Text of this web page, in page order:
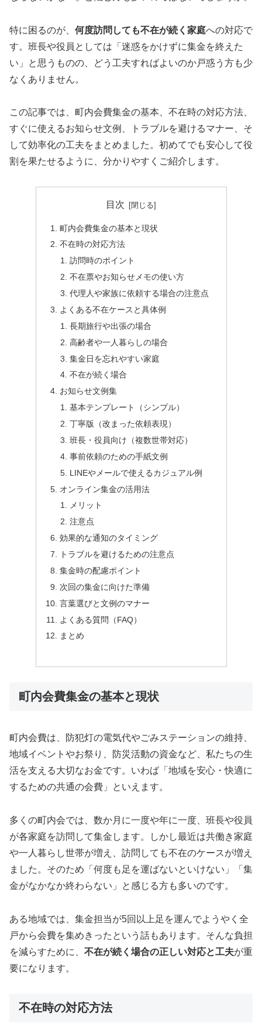
特に困るのが、 何度訪問しても不在が続く家庭への対応で
す。班長や役員としては「迷惑をかけずに集金を終えた
い」と思うものの、どう工夫すればよいのか戸惑う方も少
なくありません。
この記事では、町内会費集金の基本、不在時の対応方法、
すぐに使えるお知らせ文例、トラブルを避けるマナー、そ
して効率化の工夫をまとめました。初めてでも安心して役
割を果たせるように、分かりやすくご紹介します。
目次
町内会費集金の基本と現状
不在時の対応方法
訪問時のポイント
不在票やお知らせメモの使い方
代理人や家族に依頼する場合の注意点
よくある不在ケースと具体例
長期旅行や出張の場合
高齢者や一人暮らしの場合
集金日を忘れやすい家庭
不在が続く場合
お知らせ文例集
基本テンプレート（シンプル）
丁寧版（改まった依頼表現）
班長・役員向け（複数世帯対応）
事前依頼のための手紙文例
LINEやメールで使えるカジュアル例
オンライン集金の活用法
メリット
注意点
効果的な通知のタイミング
トラブルを避けるための注意点
集金時の配慮ポイント
次回の集金に向けた準備
言葉選びと文例のマナー
よくある質問（FAQ）
まとめ
町内会費集金の基本と現状
町内会費は、防犯灯の電気代やごみステーションの維持、
地域イベントやお祭り、防災活動の資金など、私たちの生
活を支える大切なお金です。いわば「地域を安心・快適に
するための共通の会費」といえます。
多くの町内会では、数か月に一度や年に一度、班長や役員
が各家庭を訪問して集金します。しかし最近は共働き家庭
や一人暮らし世帯が増え、訪問しても不在のケースが増え
ました。そのため「何度も足を運ばないといけない」「集
金がなかなか終わらない」と感じる方も多いのです。
ある地域では、集金担当が5回以上足を運んでようやく全
戸から会費を集めきったという話もあります。そんな負担
を減らすために、 不在が続く場合の正しい対応と工夫が重
要になります。
不在時の対応方法